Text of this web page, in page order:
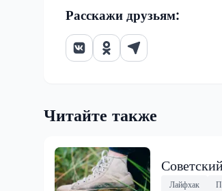
Расскажи друзьям:
Читайте также
Лайфхак